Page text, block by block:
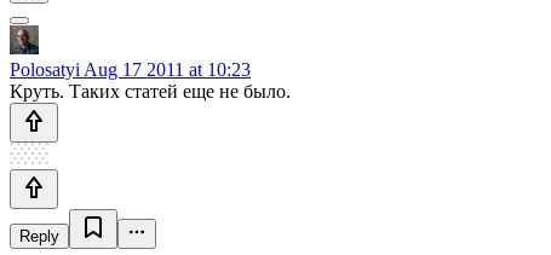
Polosatyi Aug 17 2011 at 10:23
Круть. Таких статей еще не было.
Reply